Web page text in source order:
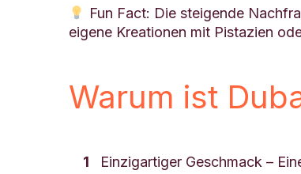
Fun Fact: Die steigende
eigene Kreationen mit Pistazien
Warum ist
Einzigartiger Geschmack –